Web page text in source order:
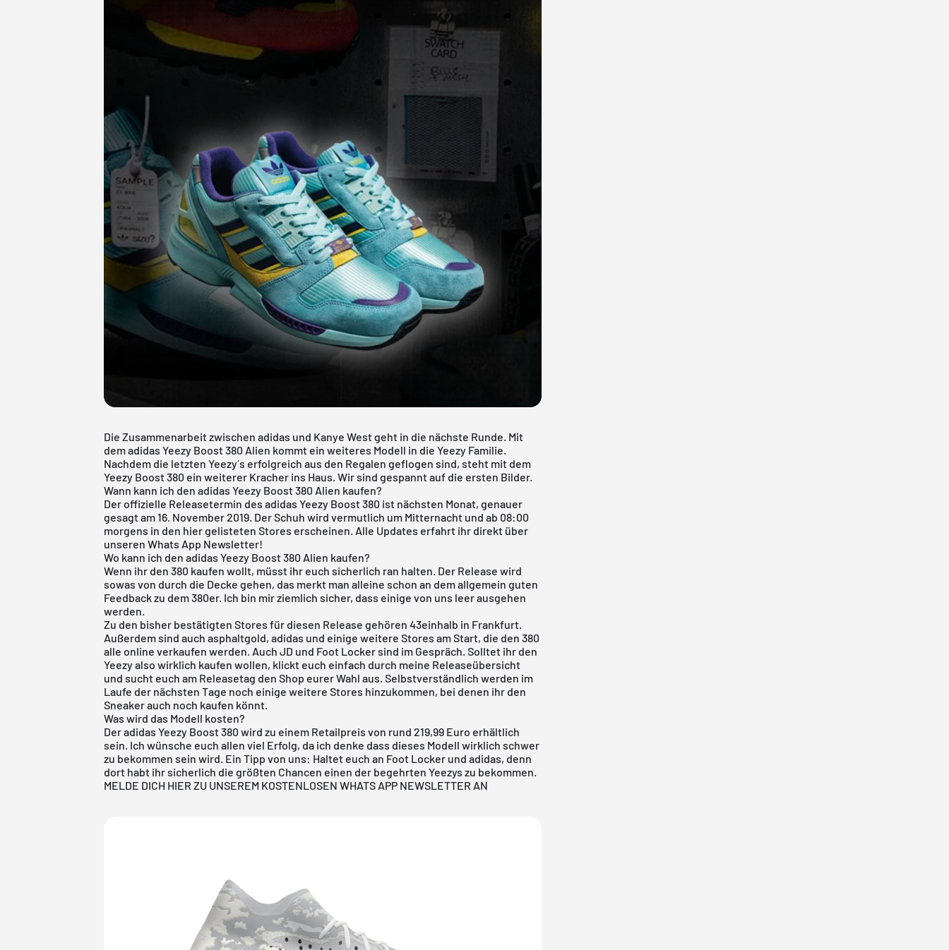
Die Zusammenarbeit zwischen adidas und Kanye West geht in die nächste Runde. Mit
dem adidas Yeezy Boost 380 Alien kommt ein weiteres Modell in die Yeezy Familie.
Nachdem die letzten Yeezy´s erfolgreich aus den Regalen geflogen sind, steht mit dem
Yeezy Boost 380 ein weiterer Kracher ins Haus. Wir sind gespannt auf die ersten Bilder.
Wann kann ich den adidas Yeezy Boost 380 Alien kaufen?
Der offizielle Releasetermin des adidas Yeezy Boost 380 ist nächsten Monat, genauer
gesagt am 16. November 2019. Der Schuh wird vermutlich um Mitternacht und ab 08:00
morgens in den hier gelisteten Stores erscheinen. Alle Updates erfahrt ihr direkt über
unserenWhats App Newsletter!
Wo kann ich den adidas Yeezy Boost 380 Alien kaufen?
Wenn ihr den 380 kaufen wollt, müsst ihr euch sicherlich ran halten. Der Release wird
sowas von durch die Decke gehen, das merkt man alleine schon an dem allgemein guten
Feedback zu dem 380er. Ich bin mir ziemlich sicher, dass einige von uns leer ausgehen
werden.
Zu den bisher bestätigten Stores für diesen Release gehören43einhalb in Frankfurt.
Außerdem sind auch asphaltgold, adidas und einige weitere Stores am Start, die den 380
alle online verkaufen werden. Auch JD und Foot Locker sind im Gespräch. Solltet ihr den
Yeezyalso wirklich kaufen wollen, klickt euch einfach durch meine Releaseübersicht
und sucht euch am Releasetag den Shop eurer Wahl aus. Selbstverständlich werden im
Laufe der nächsten Tage noch einige weitere Stores hinzukommen, bei denen ihr den
Sneaker auch noch kaufen könnt.
Was wird das Modell kosten?
Der adidas Yeezy Boost 380 wird zu einem Retailpreis von rund 219,99 Euro erhältlich
sein. Ich wünsche euch allen viel Erfolg, da ich denke dass dieses Modell wirklich schwer
zu bekommen sein wird. Ein Tipp von uns: Haltet euch an Foot Locker und adidas, denn
dort habt ihr sicherlich die größten Chancen einen der begehrten Yeezys zu bekommen.
MELDE DICH HIER ZU UNSEREM KOSTENLOSEN WHATS APP NEWSLETTER AN